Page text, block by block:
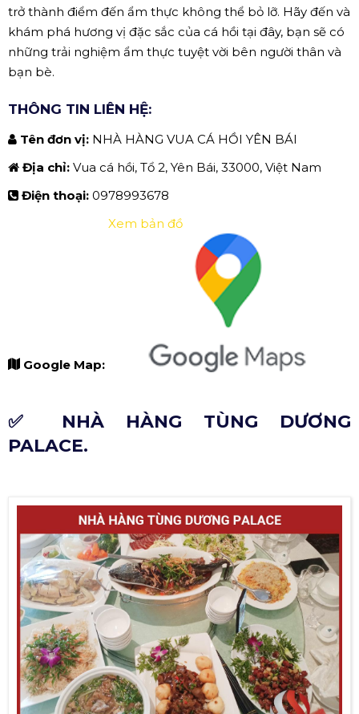
trở thành điểm đến ẩm thực không thể bỏ lỡ. Hãy đến và
khám phá hương vị đặc sắc của cá hồi tại đây, bạn sẽ có
những trải nghiệm ẩm thực tuyệt vời bên người thân và
bạn bè.
THÔNG TIN LIÊN HỆ:
Tên đơn vị: NHÀ HÀNG VUA CÁ HỒI YÊN BÁI
Địa chỉ: Vua cá hồi, Tổ 2, Yên Bái, 33000, Việt Nam
Điện thoại: 0978993678
Google Map:
Xem bản đồ
✅ NHÀ HÀNG TÙNG DƯƠNG
PALACE.